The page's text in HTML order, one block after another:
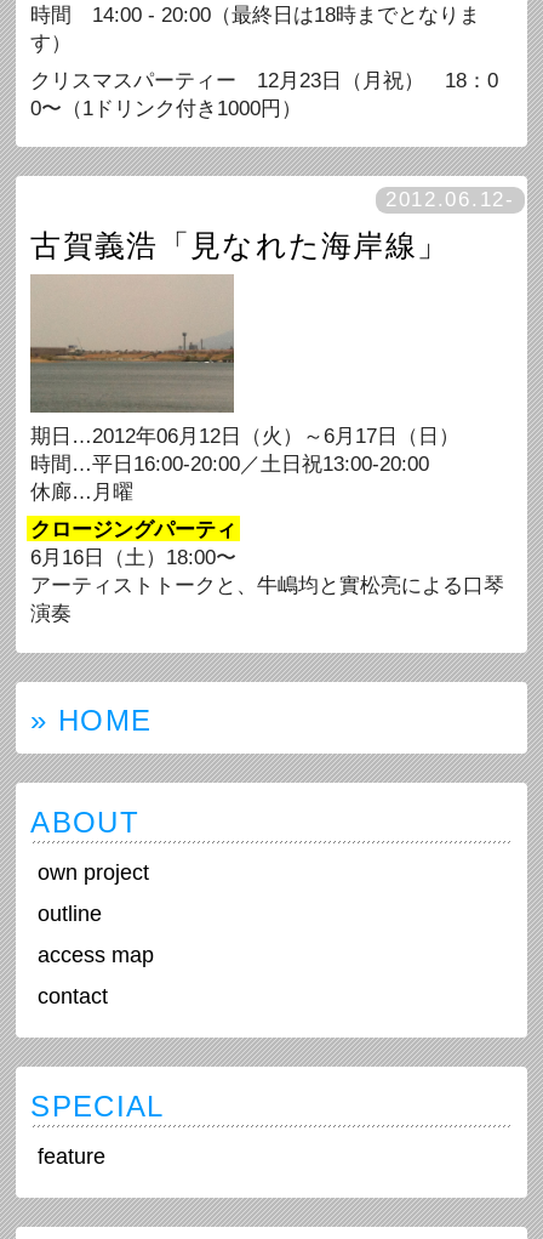
時間 14:00 - 20:00（最終日は18時までとなりま
す）
クリスマスパーティー 12月23日（月祝） 18：0
0〜（1ドリンク付き1000円）
2012.06.12-
古賀義浩「見なれた海岸線」
期日…2012年06月12日（火）～6月17日（日）
時間…平日16:00-20:00／土日祝13:00-20:00
休廊…月曜
クロージングパーティ
6月16日（土）18:00〜
アーティストトークと、牛嶋均と實松亮による口琴
演奏
» HOME
ABOUT
own project
outline
access map
contact
SPECIAL
feature